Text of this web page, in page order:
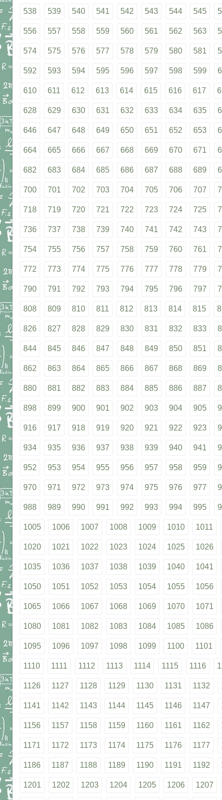
538 539 540 541 542 543 544 545
556 557 558 559 560 561 562 563
574 575 576 577 578 579 580 581
592 593 594 595 596 597 598 599
610 611 612 613 614 615 616 617
628 629 630 631 632 633 634 635
646 647 648 649 650 651 652 653
664 665 666 667 668 669 670 671
682 683 684 685 686 687 688 689
700 701 702 703 704 705 706 707
718 719 720 721 722 723 724 725
736 737 738 739 740 741 742 743
754 755 756 757 758 759 760 761
772 773 774 775 776 777 778 779
790 791 792 793 794 795 796 797
808 809 810 811 812 813 814 815
826 827 828 829 830 831 832 833
844 845 846 847 848 849 850 851
862 863 864 865 866 867 868 869
880 881 882 883 884 885 886 887
898 899 900 901 902 903 904 905
916 917 918 919 920 921 922 923
934 935 936 937 938 939 940 941
952 953 954 955 956 957 958 959
970 971 972 973 974 975 976 977
988 989 990 991 992 993 994 995
1005 1006 1007 1008 1009 1010 1011
1020 1021 1022 1023 1024 1025 1026
1035 1036 1037 1038 1039 1040 1041
1050 1051 1052 1053 1054 1055 1056
1065 1066 1067 1068 1069 1070 1071
1080 1081 1082 1083 1084 1085 1086
1095 1096 1097 1098 1099 1100 1101
1110 1111 1112 1113 1114 1115 1116
1126 1127 1128 1129 1130 1131 1132
1141 1142 1143 1144 1145 1146 1147
1156 1157 1158 1159 1160 1161 1162
1171 1172 1173 1174 1175 1176 1177
1186 1187 1188 1189 1190 1191 1192
1201 1202 1203 1204 1205 1206 1207